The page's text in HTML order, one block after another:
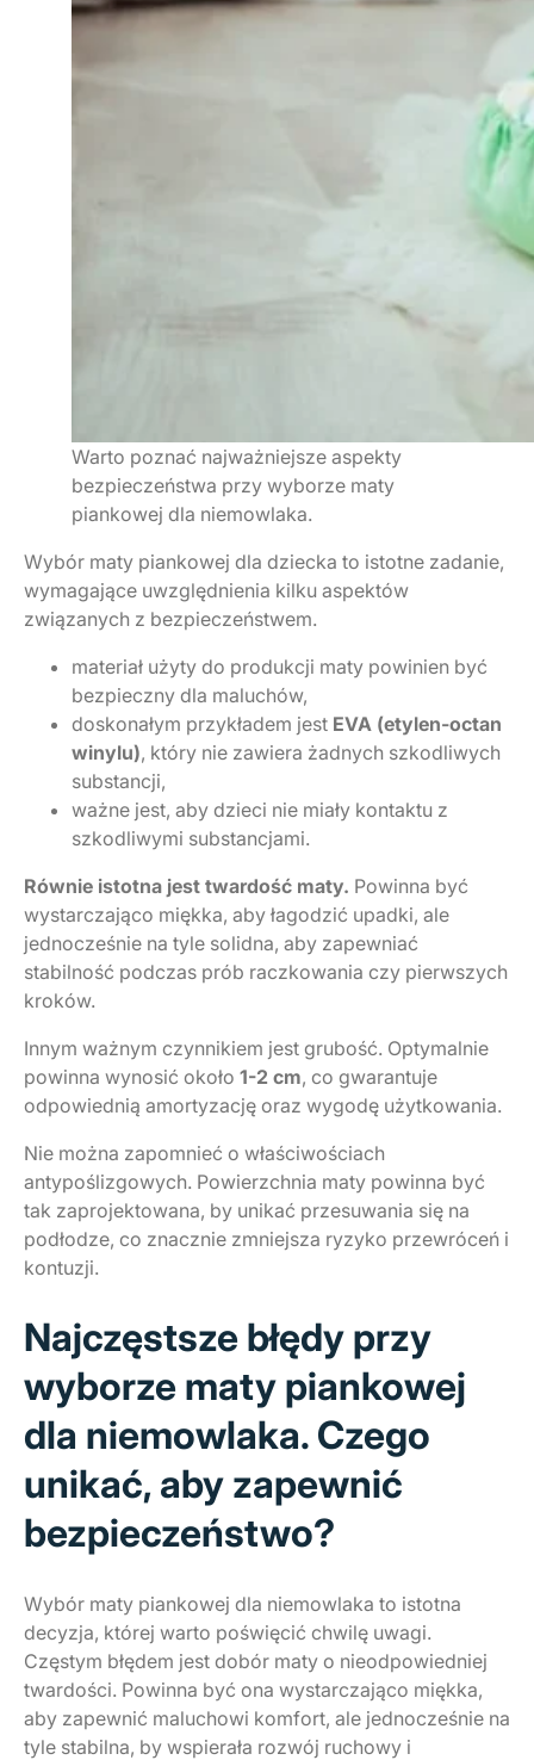
Warto poznać najważniejsze aspekty
bezpieczeństwa przy wyborze maty
piankowej dla niemowlaka.
Wybór maty piankowej dla dziecka to istotne zadanie,
wymagające uwzględnienia kilku aspektów
związanych z bezpieczeństwem.
materiał użyty do produkcji maty powinien być
bezpieczny dla maluchów,
doskonałym przykładem jest EVA (etylen-octan
winylu), który nie zawiera żadnych szkodliwych
substancji,
ważne jest, aby dzieci nie miały kontaktu z
szkodliwymi substancjami.
Równie istotna jest twardość maty. Powinna być
wystarczająco miękka, aby łagodzić upadki, ale
jednocześnie na tyle solidna, aby zapewniać
stabilność podczas prób raczkowania czy pierwszych
kroków.
Innym ważnym czynnikiem jest grubość. Optymalnie
powinna wynosić około 1-2 cm, co gwarantuje
odpowiednią amortyzację oraz wygodę użytkowania.
Nie można zapomnieć o właściwościach
antypoślizgowych. Powierzchnia maty powinna być
tak zaprojektowana, by unikać przesuwania się na
podłodze, co znacznie zmniejsza ryzyko przewróceń i
kontuzji.
Najczęstsze błędy przy
wyborze maty piankowej
dla niemowlaka. Czego
unikać, aby zapewnić
bezpieczeństwo?
Wybór maty piankowej dla niemowlaka to istotna
decyzja, której warto poświęcić chwilę uwagi.
Częstym błędem jest dobór maty o nieodpowiedniej
twardości. Powinna być ona wystarczająco miękka,
aby zapewnić maluchowi komfort, ale jednocześnie na
tyle stabilna, by wspierała rozwój ruchowy i